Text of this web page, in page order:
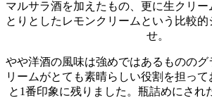
マルサラ酒を加えたもの、更に生クリー
とりとしたレモンクリームという比較
せ。
やや洋酒の風味は強めではあるもののグ
リームがとても素晴らしい役割を担っ
と1番印象に残りました。 瓶詰めにされ